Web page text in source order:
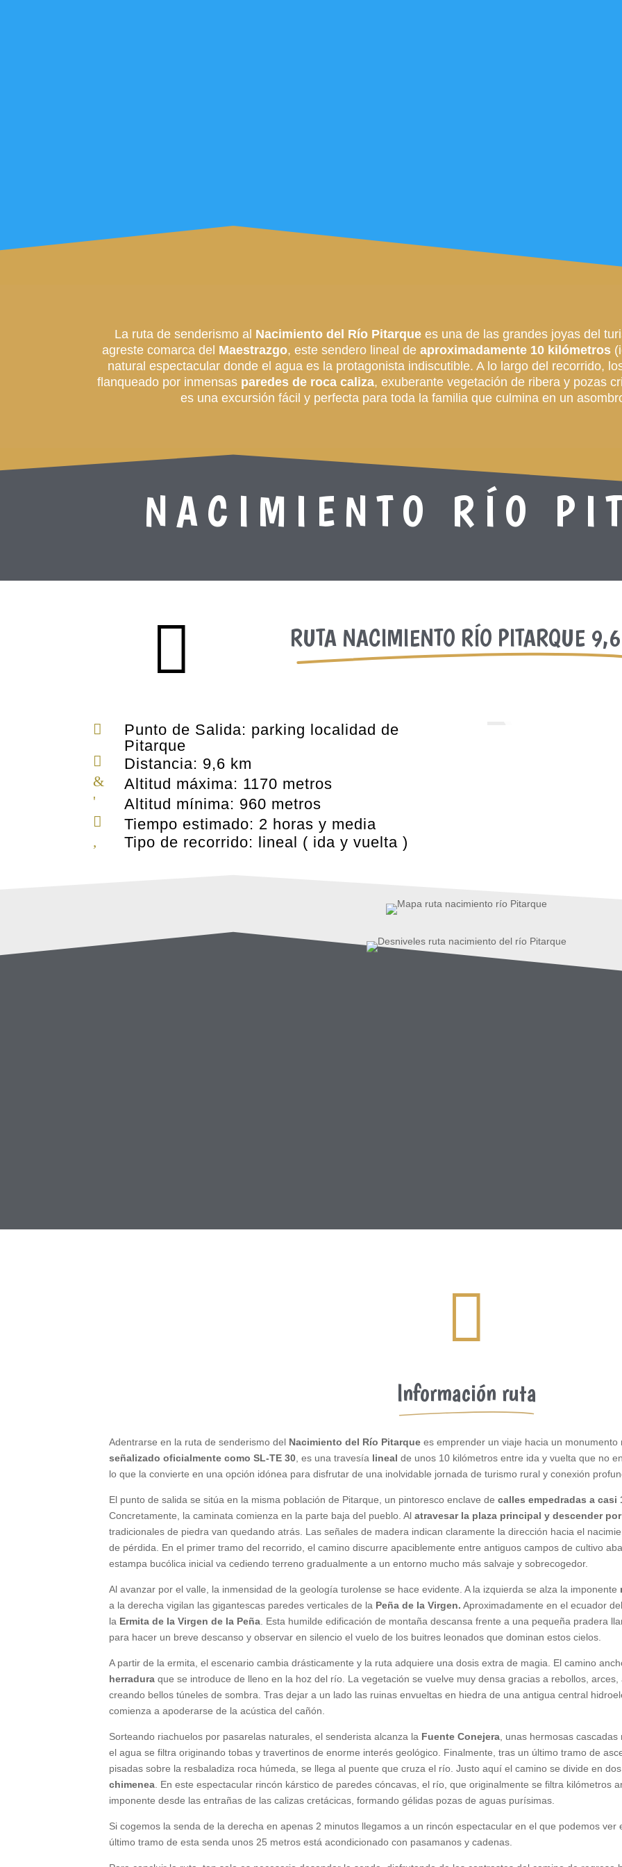
La ruta de senderismo al Nacimiento del Río Pitarque es una de las grandes joyas del
agreste comarca del Maestrazgo, este sendero lineal de aproximadamente 10 kilómetros
natural espectacular donde el agua es la protagonista indiscutible. A lo largo del recorrido,
flanqueado por inmensasparedes de roca caliza, exuberante vegetación de ribera y pozas
es una excursión fácil y perfecta para toda la familia que culmina en un
NACIMIENTO RÍO
 RUTA NACIMIENTO RÍO PITARQUE

Punto de Salida: parking localidad de
Pitarque
 Distancia: 9,6 km
& Altitud máxima: 1170 metros
' Altitud mínima: 960 metros
 Tiempo estimado: 2 horas y media
, Tipo de recorrido: lineal ( ida y vuelta )

Información ruta
Adentrarse en la ruta de senderismo del Nacimiento del Río Pitarque es emprender un viaje hacia un
señalizado oficialmente como SL-TE 30 , es una travesía lineal de unos 10 kilómetros entre ida y vuelta que no
lo que la convierte en una opción idónea para disfrutar de una inolvidable jornada de turismo rural y conexión
El punto de salida se sitúa en la misma población de Pitarque, un pintoresco enclave decalles empedradas a casi
Concretamente, la caminata comienza en la parte baja del pueblo. Alatravesar la plaza principal y descender
tradicionales de piedra van quedando atrás. Las señales de madera indican claramente la dirección hacia el
de pérdida. En el primer tramo del recorrido, el camino discurre apaciblemente entre antiguos campos de cultivo
estampa bucólica inicial va cediendo terreno gradualmente a un entorno mucho más salvaje y sobrecogedor.
Al avanzar por el valle, la inmensidad de la geología turolense se hace evidente. A la izquierda se alza la imponente
a la derecha vigilan las gigantescas paredes verticales de la Peña de la Virgen. Aproximadamente en el ecuador
la Ermita de la Virgen de la Peña . Esta humilde edificación de montaña descansa frente a una pequeña pradera
para hacer un breve descanso y observar en silencio el vuelo de los buitres leonados que dominan estos cielos.
A partir de la ermita, el escenario cambia drásticamente y la ruta adquiere una dosis extra de magia. El camino
herradura que se introduce de lleno en la hoz del río. La vegetación se vuelve muy densa gracias a rebollos,
creando bellos túneles de sombra. Tras dejar a un lado las ruinas envueltas en hiedra de una antigua central
comienza a apoderarse de la acústica del cañón.
Sorteando riachuelos por pasarelas naturales, el senderista alcanza la Fuente Conejera , unas hermosas
el agua se filtra originando tobas y travertinos de enorme interés geológico. Finalmente, tras un último tramo de
pisadas sobre la resbaladiza roca húmeda, se llega al puente que cruza el río. Justo aquí el camino se divide en
chimenea . En este espectacular rincón kárstico de paredes cóncavas, el río, que originalmente se filtra kilómetros
imponente desde las entrañas de las calizas cretácicas, formando gélidas pozas de aguas purísimas.
Si cogemos la senda de la derecha en apenas 2 minutos llegamos a un rincón espectacular en el que podemos ver
último tramo de esta senda unos 25 metros está acondicionado con pasamanos y cadenas.